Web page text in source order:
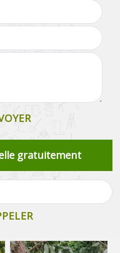
gratuitement